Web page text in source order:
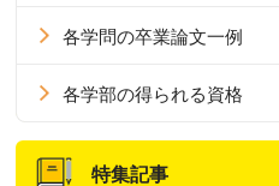
各学問の卒業論文一例
各学部の得られる資格
特集記事